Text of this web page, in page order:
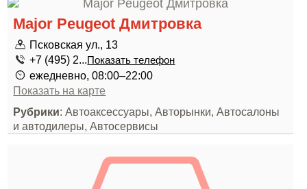
Major Peugeot Дмитровка
Псковская ул., 13
+7 (495) 2...Показать телефон
ежедневно, 08:00–22:00
Показать на карте
Рубрики: Автоаксессуары, Авторынки, Автосалоны
и автодилеры, Автосервисы